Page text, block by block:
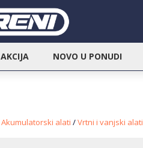
AKCIJA NOVO U PONUDI
Akumulatorski alati /Vrtni i vanjski alati